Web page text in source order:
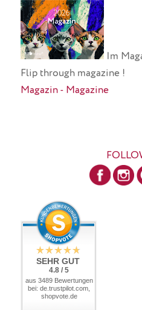
Im
Flip through magazine !
Magazin - Magazine
SEHR GUT
4.8 / 5
aus 3489 Bewertungen
bei: de.trustpilot.com,
shopvote.de